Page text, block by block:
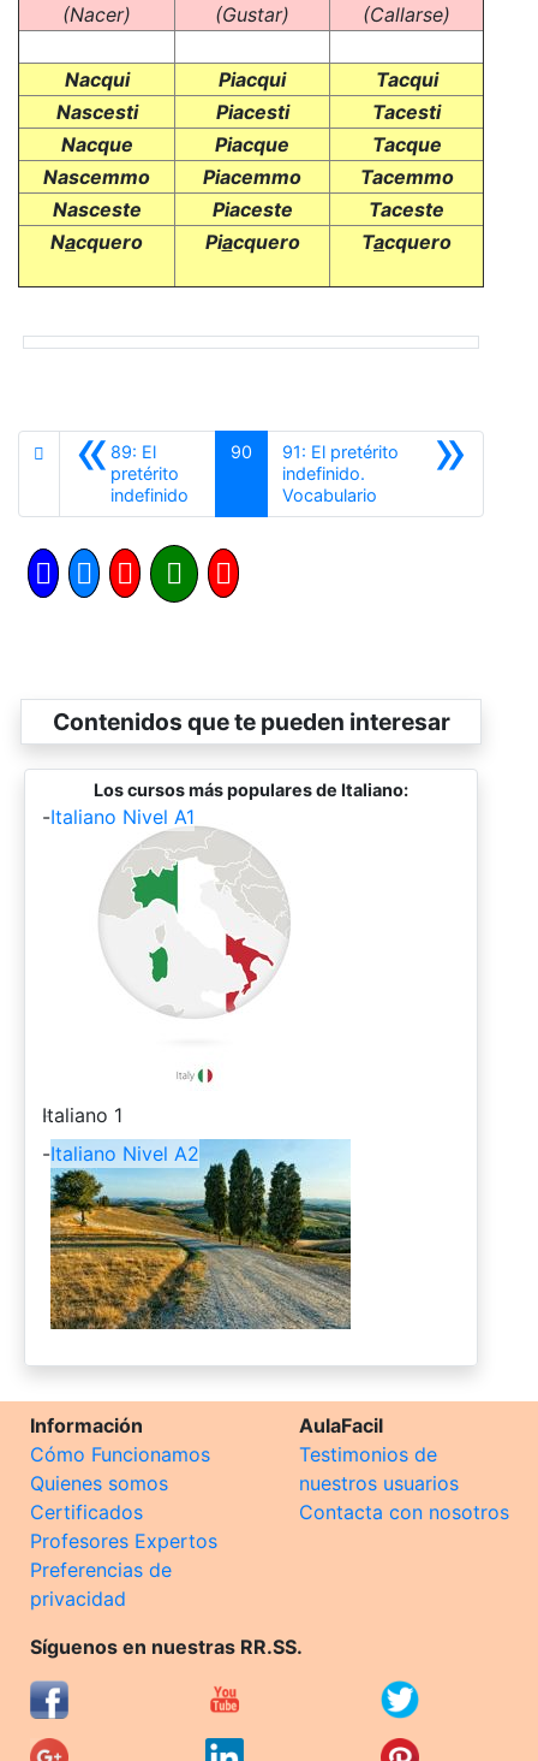
(Nacer)
(Gustar) (Callarse)
Nacqui Piacqui
Tacqui
Nascesti
Piacesti
Tacesti
Nacque
Piacque
Tacque
Nascemmo
Piacemmo
Tacemmo
Nasceste
Piaceste
Taceste
Nacquero Piacquero Tacquero
«89: El
pretérito
indefinido
90 »
91: El pretérito
indefinido.
Vocabulario
Contenidos que te pueden interesar
Los cursos más populares de Italiano:
-Italiano Nivel A1
-
Italiano 1
-Italiano Nivel A2
Información
Cómo Funcionamos
Quienes somos
Certificados
Profesores Expertos
Preferencias de
privacidad
AulaFacil
Testimonios de
nuestros usuarios
Contacta con nosotros
Síguenos en nuestras RR.SS.